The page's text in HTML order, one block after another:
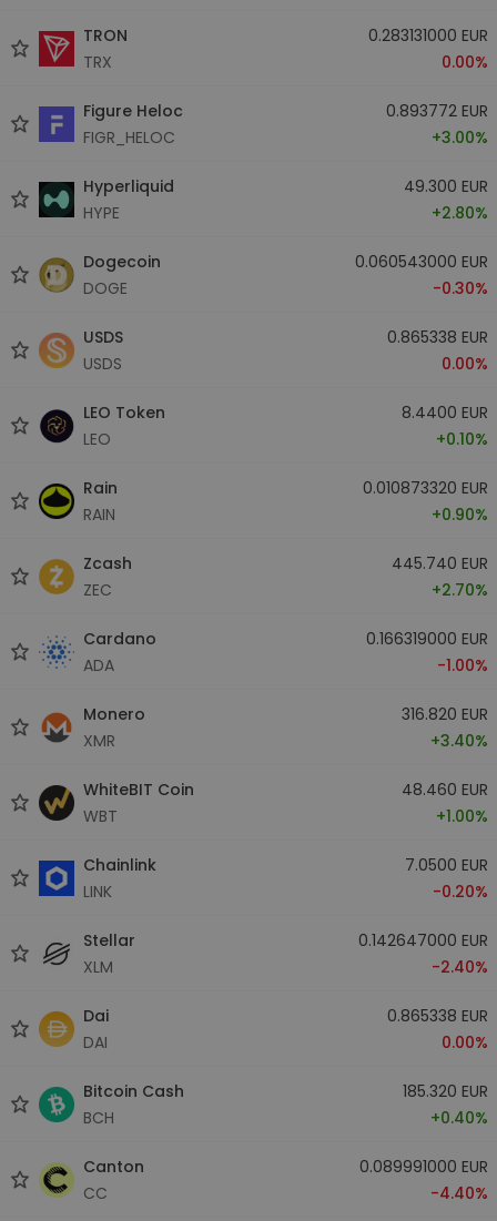
TRON
TRX
0.283131000 EUR
0.00%
Figure Heloc
FIGR_HELOC
0.893772 EUR
+3.00%
Hyperliquid
HYPE
49.300 EUR
+2.80%
Dogecoin
DOGE
0.060543000 EUR
-0.30%
USDS
USDS
0.865338 EUR
0.00%
LEO Token
LEO
8.4400 EUR
+0.10%
Rain
RAIN
0.010873320 EUR
+0.90%
Zcash
ZEC
445.740 EUR
+2.70%
Cardano
ADA
0.166319000 EUR
-1.00%
Monero
XMR
316.820 EUR
+3.40%
WhiteBIT Coin
WBT
48.460 EUR
+1.00%
Chainlink
LINK
7.0500 EUR
-0.20%
Stellar
XLM
0.142647000 EUR
-2.40%
Dai
DAI
0.865338 EUR
0.00%
Bitcoin Cash
BCH
185.320 EUR
+0.40%
Canton
CC
0.089991000 EUR
-4.40%